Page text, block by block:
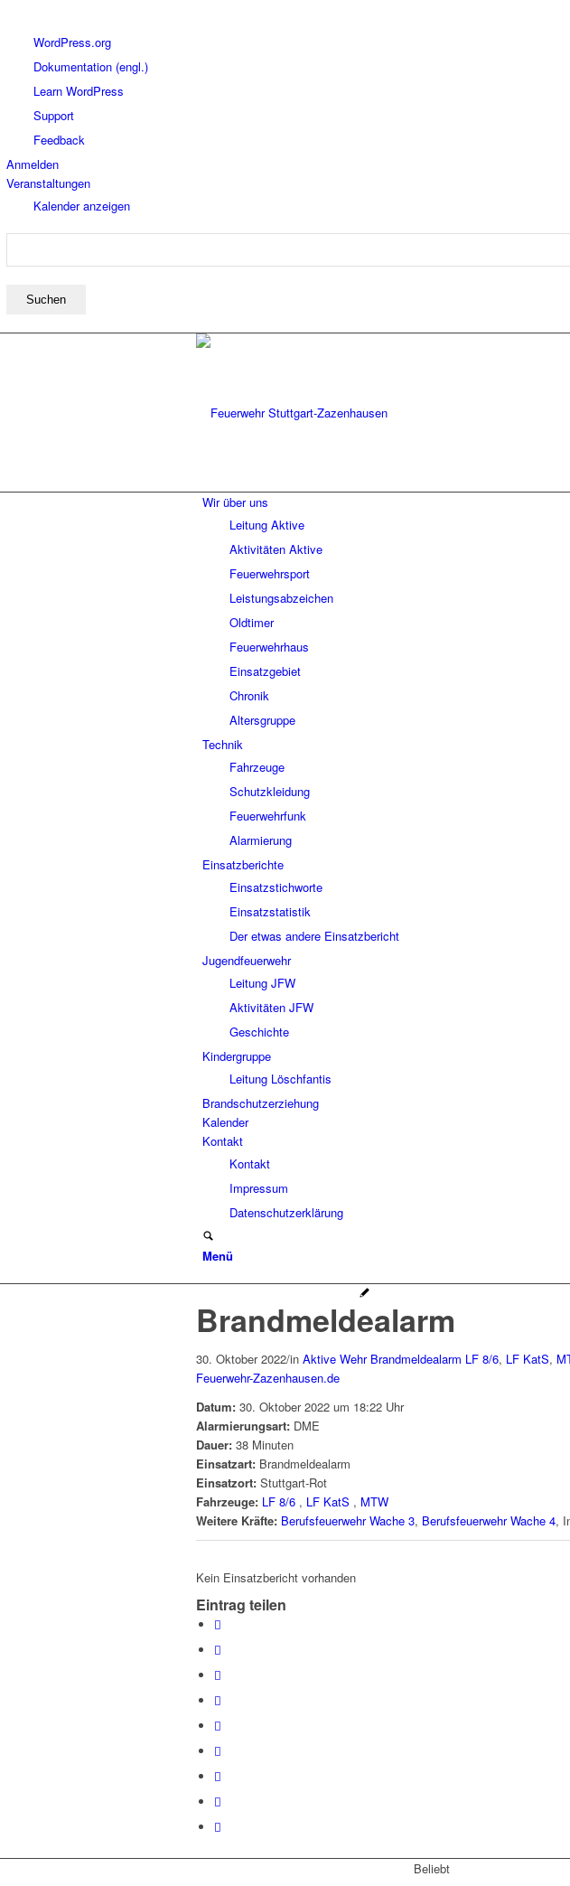
WordPress
WordPress.org
Dokumentation (engl.)
Learn WordPress
Support
Feedback
Anmelden
Veranstaltungen
Kalender anzeigen
Suchen
Wir über uns
Leitung Aktive
Aktivitäten Aktive
Feuerwehrsport
Leistungsabzeichen
Oldtimer
Feuerwehrhaus
Einsatzgebiet
Chronik
Altersgruppe
Technik
Fahrzeuge
Schutzkleidung
Feuerwehrfunk
Alarmierung
Einsatzberichte
Einsatzstichworte
Einsatzstatistik
Der etwas andere Einsatzbericht
Jugendfeuerwehr
Leitung JFW
Aktivitäten JFW
Geschichte
Kindergruppe
Leitung Löschfantis
Brandschutzerziehung
Kalender
Kontakt
Kontakt
Impressum
Datenschutzerklärung
Menü
Brandmeldealarm
30. Oktober 2022/in Aktive Wehr Brandmeldealarm LF 8/6, LF KatS,
Feuerwehr-Zazenhausen.de
Datum: 30. Oktober 2022 um 18:22 Uhr
Alarmierungsart: DME
Dauer: 38 Minuten
Einsatzart: Brandmeldealarm
Einsatzort: Stuttgart-Rot
Fahrzeuge: LF 8/6 , LF KatS , MTW
Weitere Kräfte: Berufsfeuerwehr Wache 3, Berufsfeuerwehr Wache 4,
Kein Einsatzbericht vorhanden
Eintrag teilen
Beliebt